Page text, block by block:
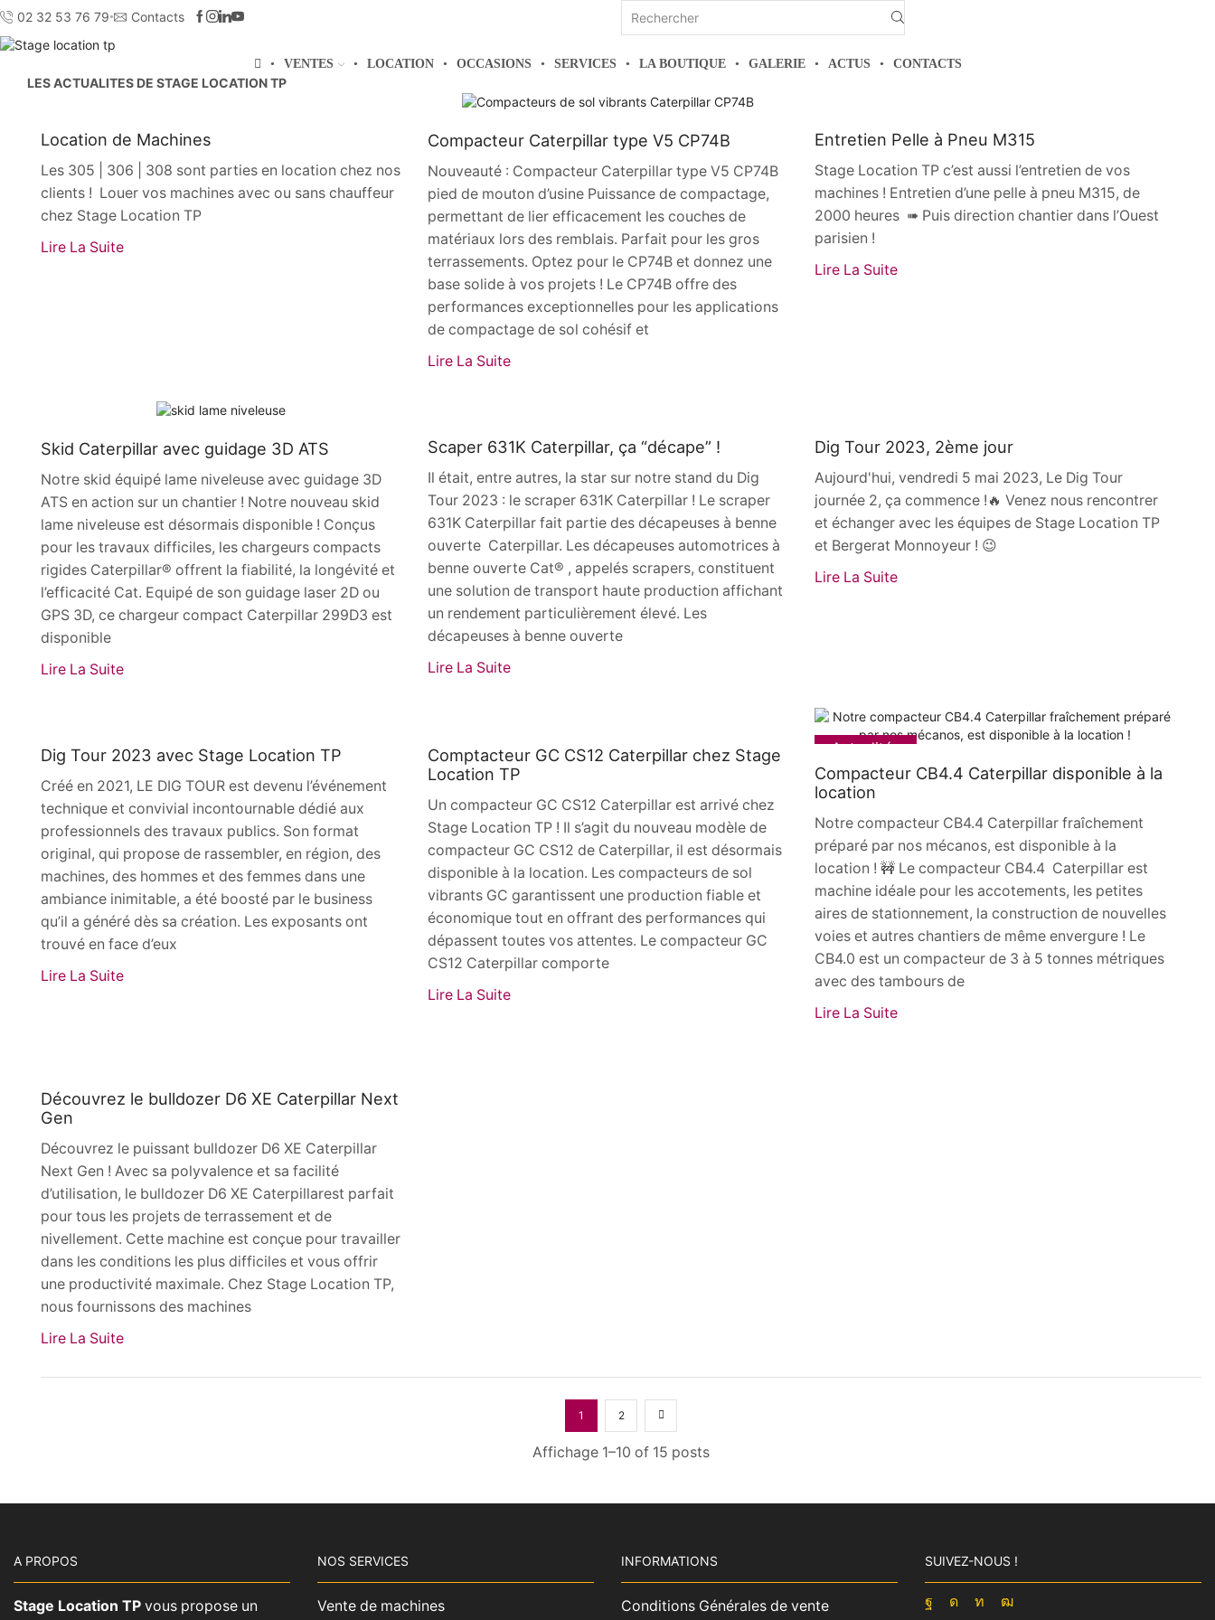
02 32 53 76 79 Contacts
VENTES LOCATION OCCASIONS SERVICES LA BOUTIQUE GALERIE ACTUS CONTACTS
LES ACTUALITES DE STAGE LOCATION TP
Actualités
Location de Machines
Les 305 | 306 | 308 sont parties en location chez nos
clients ! Louer vos machines avec ou sans chauffeur
chez Stage Location TP
Lire La Suite
Actualités
Compacteur Caterpillar type V5 CP74B
Nouveauté : Compacteur Caterpillar type V5 CP74B
pied de mouton d’usine Puissance de compactage,
permettant de lier efficacement les couches de
matériaux lors des remblais. Parfait pour les gros
terrassements. Optez pour le CP74B et donnez une
base solide à vos projets ! Le CP74B offre des
performances exceptionnelles pour les applications
de compactage de sol cohésif et
Lire La Suite
Actualités
Entretien Pelle à Pneu M315
Stage Location TP c’est aussi l’entretien de vos
machines ! Entretien d’une pelle à pneu M315, de
2000 heures ➠ Puis direction chantier dans l’Ouest
parisien !
Lire La Suite
Actualités
Skid Caterpillar avec guidage 3D ATS
Notre skid équipé lame niveleuse avec guidage 3D
ATS en action sur un chantier ! Notre nouveau skid
lame niveleuse est désormais disponible ! Conçus
pour les travaux difficiles, les chargeurs compacts
rigides Caterpillar® offrent la fiabilité, la longévité et
l’efficacité Cat. Equipé de son guidage laser 2D ou
GPS 3D, ce chargeur compact Caterpillar 299D3 est
disponible
Lire La Suite
Actualités
Scaper 631K Caterpillar, ça “décape” !
Il était, entre autres, la star sur notre stand du Dig
Tour 2023 : le scraper 631K Caterpillar ! Le scraper
631K Caterpillar fait partie des décapeuses à benne
ouverte Caterpillar. Les décapeuses automotrices à
benne ouverte Cat® , appelés scrapers, constituent
une solution de transport haute production affichant
un rendement particulièrement élevé. Les
décapeuses à benne ouverte
Lire La Suite
Actualités
Dig Tour 2023, 2ème jour
Aujourd'hui, vendredi 5 mai 2023, Le Dig Tour
journée 2, ça commence !🔥 Venez nous rencontrer
et échanger avec les équipes de Stage Location TP
et Bergerat Monnoyeur ! 😉
Lire La Suite
Actualités
Dig Tour 2023 avec Stage Location TP
Créé en 2021, LE DIG TOUR est devenu l’événement
technique et convivial incontournable dédié aux
professionnels des travaux publics. Son format
original, qui propose de rassembler, en région, des
machines, des hommes et des femmes dans une
ambiance inimitable, a été boosté par le business
qu’il a généré dès sa création. Les exposants ont
trouvé en face d’eux
Lire La Suite
Actualités
Comptacteur GC CS12 Caterpillar chez Stage
Location TP
Un compacteur GC CS12 Caterpillar est arrivé chez
Stage Location TP ! Il s’agit du nouveau modèle de
compacteur GC CS12 de Caterpillar, il est désormais
disponible à la location. Les compacteurs de sol
vibrants GC garantissent une production fiable et
économique tout en offrant des performances qui
dépassent toutes vos attentes. Le compacteur GC
CS12 Caterpillar comporte
Lire La Suite
Actualités
Compacteur CB4.4 Caterpillar disponible à la
location
Notre compacteur CB4.4 Caterpillar fraîchement
préparé par nos mécanos, est disponible à la
location ! 🚧 Le compacteur CB4.4 Caterpillar est
machine idéale pour les accotements, les petites
aires de stationnement, la construction de nouvelles
voies et autres chantiers de même envergure ! Le
CB4.0 est un compacteur de 3 à 5 tonnes métriques
avec des tambours de
Lire La Suite
Actualités
Découvrez le bulldozer D6 XE Caterpillar Next
Gen
Découvrez le puissant bulldozer D6 XE Caterpillar
Next Gen ! Avec sa polyvalence et sa facilité
d’utilisation, le bulldozer D6 XE Caterpillarest parfait
pour tous les projets de terrassement et de
nivellement. Cette machine est conçue pour travailler
dans les conditions les plus difficiles et vous offrir
une productivité maximale. Chez Stage Location TP,
nous fournissons des machines
Lire La Suite
Affichage 1–10 of 15 posts
1 2
A PROPOS
Stage Location TP vous propose un
NOS SERVICES
Vente de machines
INFORMATIONS
Conditions Générales de vente
SUIVEZ-NOUS !
Facebook
Instagram
LinkedinYoutube